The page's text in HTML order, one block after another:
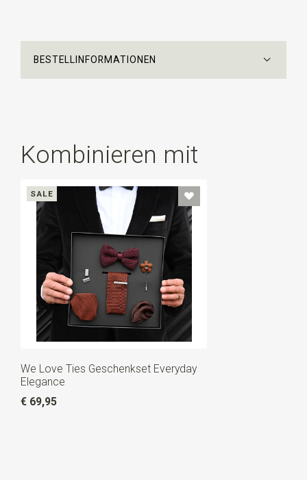
BESTELLINFORMATIONEN
Kombinieren mit
SALE
We Love Ties Geschenkset Everyday
Elegance
€ 69,95